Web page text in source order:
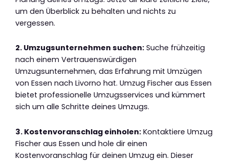
um den Überblick zu behalten und nichts zu
vergessen.
2. Umzugsunternehmen suchen: Suche frühzeitig
nach einem Vertrauenswürdigen
Umzugsunternehmen, das Erfahrung mit Umzügen
von Essen nach Livorno hat. Umzug Fischer aus Essen
bietet professionelle Umzugsservices und kümmert
sich um alle Schritte deines Umzugs.
3. Kostenvoranschlag einholen: Kontaktiere Umzug
Fischer aus Essen und hole dir einen
Kostenvoranschlag für deinen Umzug ein. Dieser